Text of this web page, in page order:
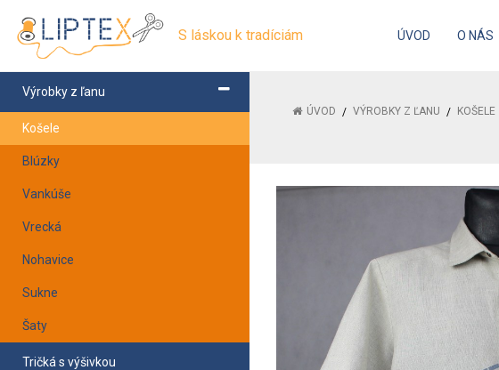
S láskou k tradíciám ÚVOD O NÁS
Výrobky z ľanu
Košele
Blúzky
Vankúše
Vrecká
Nohavice
Sukne
Šaty
Tričká s výšivkou
ÚVOD VÝROBKY Z ĽANU KOŠELE